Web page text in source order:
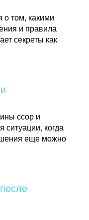
о том, какими
и правила
секреты как
ссор и
ситуации, когда
еще можно